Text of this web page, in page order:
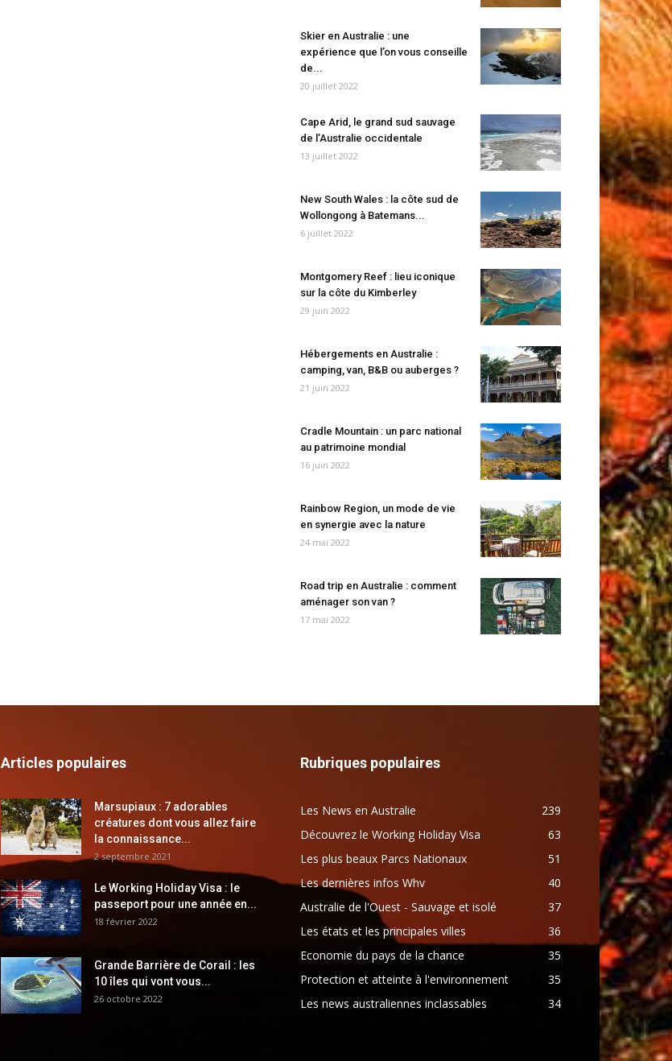
Skier en Australie : une
expérience que l’on vous conseille
de...
20 juillet 2022
Cape Arid, le grand sud sauvage
de l’Australie occidentale
13 juillet 2022
New South Wales : la côte sud de
Wollongong à Batemans...
6 juillet 2022
Montgomery Reef : lieu iconique
sur la côte du Kimberley
29 juin 2022
Hébergements en Australie :
camping, van, B&B ou auberges ?
21 juin 2022
Cradle Mountain : un parc national
au patrimoine mondial
16 juin 2022
Rainbow Region, un mode de vie
en synergie avec la nature
24 mai 2022
Road trip en Australie : comment
aménager son van ?
17 mai 2022
Articles populaires
Marsupiaux : 7 adorables
créatures dont vous allez faire
la connaissance...
2 septembre 2021
Le Working Holiday Visa : le
passeport pour une année en...
18 février 2022
Grande Barrière de Corail : les
10 îles qui vont vous...
26 octobre 2022
Rubriques populaires
Les News en Australie
239
Découvrez le Working Holiday Visa
63
Les plus beaux Parcs Nationaux
51
Les dernières infos Whv
40
Australie de l'Ouest - Sauvage et isolé
37
Les états et les principales villes
36
Economie du pays de la chance
35
Protection et atteinte à l'environnement
35
Les news australiennes inclassables
34